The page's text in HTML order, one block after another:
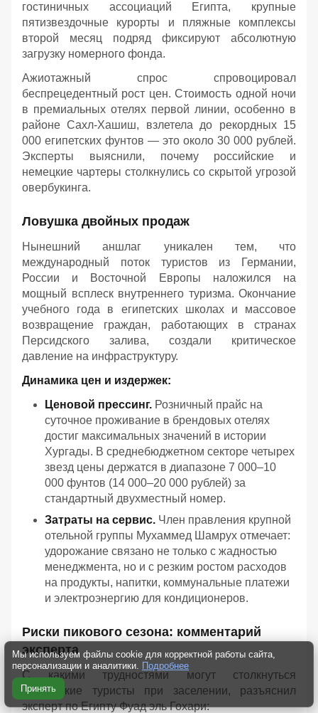
гостиничных ассоциаций Египта, крупные
пятизвездочные курорты и пляжные комплексы
второй месяц подряд фиксируют абсолютную
загрузку номерного фонда.
Ажиотажный спрос спровоцировал
беспрецедентный рост цен. Стоимость одной ночи
в премиальных отелях первой линии, особенно в
районе Сахл-Хашиш, взлетела до рекордных 15
000 египетских фунтов — это около 30 000 рублей.
Эксперты выяснили, почему российские и
немецкие чартеры столкнулись со скрытой угрозой
овербукинга.
Ловушка двойных продаж
Нынешний аншлаг уникален тем, что
международный поток туристов из Германии,
России и Восточной Европы наложился на
мощный всплеск внутреннего туризма. Окончание
учебного года в египетских школах и массовое
возвращение граждан, работающих в странах
Персидского залива, создали критическое
давление на инфраструктуру.
Динамика цен и издержек:
Ценовой прессинг. Розничный прайс на
суточное проживание в брендовых отелях
достиг максимальных значений в истории
Хургады. В среднебюджетном секторе четырех
звезд цены держатся в диапазоне 7 000–10
000 фунтов (14 000–20 000 рублей) за
стандартный двухместный номер.
Затраты на сервис. Член правления крупной
отельной группы Мухаммед Шамрух отмечает:
удорожание связано не только с жадностью
менеджмента, но и с резким ростом расходов
на продукты, напитки, коммунальные платежи
и электроэнергию для кондиционеров.
Риски пикового сезона: комментарий
эксперта
С какими трудностями могут столкнуться
российские туристы при заселении, разъяснил
эксперт по Египту Фуад эль Гохари:
Мы используем файлы cookie для корректной работы сайта,
персонализации и аналитики. Подробнее
Принять